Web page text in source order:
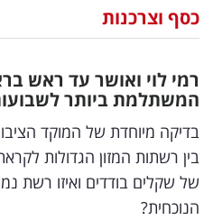
וצרכנות
דיגיטל
וטק
שיווק
ופרסום
כסף וצרכנות
רמי לוי ואושר עד ראש
המשתלמת ביותר
בדיקה מיוחדת של המוקד
בין רשתות המזון הגדולות
של שקלים בודדים ואיזו רשת
הנוכחית?